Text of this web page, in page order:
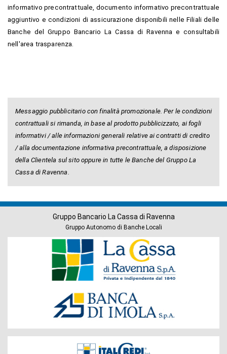
informativo precontrattuale, documento informativo precontrattuale
aggiuntivo e condizioni di assicurazione disponibili nelle Filiali delle
Banche del Gruppo Bancario La Cassa di Ravenna e consultabili
nell'area trasparenza.
Messaggio pubblicitario con finalità promozionale. Per le condizioni
contrattuali si rimanda, in base al prodotto pubblicizzato, ai fogli
informativi / alle informazioni generali relative ai contratti di credito
/ alla documentazione informativa precontrattuale, a disposizione
della Clientela sul sito oppure in tutte le Banche del Gruppo La
Cassa di Ravenna.
Gruppo Bancario La Cassa di Ravenna
Gruppo Autonomo di Banche Locali
Banche
Gruppo